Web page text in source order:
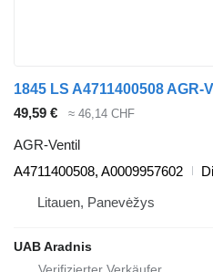
49,59 € ≈ 46,14 CHF
AGR-Ventil
A4711400508, A0009957602
Litauen, Panevėžys
UAB Aradnis